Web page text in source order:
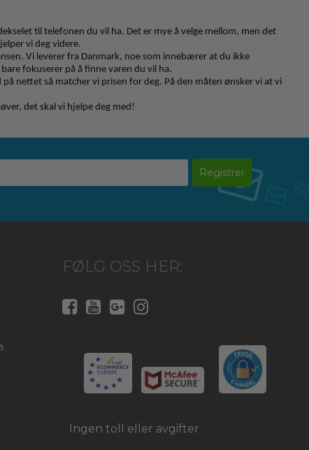
til telefonen du vil ha. Det er mye å velge mellom, men det
vi deg videre.
Vi leverer fra Danmark, noe som innebærer at du ikke
fokuserer på å finne varen du vil ha.
nettet så matcher vi prisen for deg. På den måten ønsker vi at vi
det skal vi hjelpe deg med!
Registrer
FØLG OSS HER:
Ingen toll eller avgifter